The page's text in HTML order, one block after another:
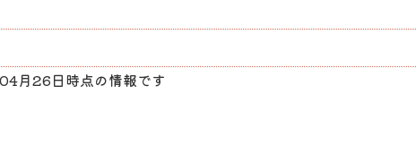
月26日時点の情報です